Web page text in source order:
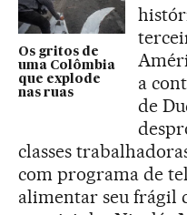
Os gritos de
uma Colômbia
que explode
nas ruas
a
de
classes
com programa de
alimentar seu frágil